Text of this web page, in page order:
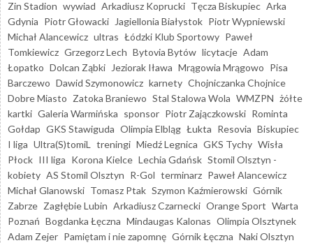
Zin Stadion wywiad Arkadiusz Koprucki Tęcza Biskupiec Arka
Gdynia Piotr Głowacki Jagiellonia Białystok Piotr Wypniewski
Michał Alancewicz ultras Łódzki Klub Sportowy Paweł
Tomkiewicz Grzegorz Lech Bytovia Bytów licytacje Adam
Łopatko Dolcan Ząbki Jeziorak Iława Mrągowia Mrągowo Pisa
Barczewo Dawid Szymonowicz karnety Chojniczanka Chojnice
Dobre Miasto Zatoka Braniewo Stal Stalowa Wola WMZPN żółte
kartki Galeria Warmińska sponsor Piotr Zajączkowski Rominta
Gołdap GKS Stawiguda Olimpia Elbląg Łukta Resovia Biskupiec
I liga Ultra(S)tomiL treningi Miedź Legnica GKS Tychy Wisła
Płock III liga Korona Kielce Lechia Gdańsk Stomil Olsztyn -
kobiety AS Stomil Olsztyn R-Gol terminarz Paweł Alancewicz
Michał Glanowski Tomasz Ptak Szymon Kaźmierowski Górnik
Zabrze Zagłębie Lubin Arkadiusz Czarnecki Orange Sport Warta
Poznań Bogdanka Łęczna Mindaugas Kalonas Olimpia Olsztynek
Adam Zejer Pamiętam i nie zapomnę Górnik Łęczna Naki Olsztyn